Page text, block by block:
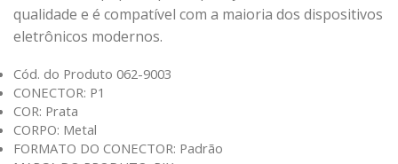
qualidade e é compatível com a maioria dos dispositivos
eletrônicos modernos.
Cód. do Produto 062-9003
CONECTOR: P1
COR: Prata
CORPO: Metal
FORMATO DO CONECTOR: Padrão